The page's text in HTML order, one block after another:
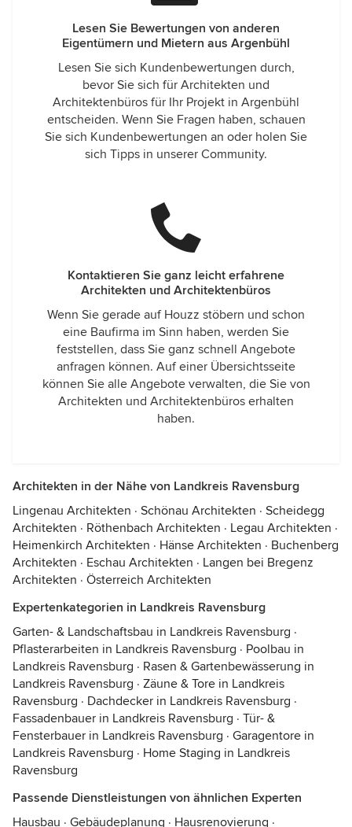
Lesen Sie Bewertungen von anderen
Eigentümern und Mietern aus Argenbühl
Lesen Sie sich Kundenbewertungen durch,
bevor Sie sich für Architekten und
Architektenbüros für Ihr Projekt in Argenbühl
entscheiden. Wenn Sie Fragen haben, schauen
Sie sich Kundenbewertungen an oder holen Sie
sich Tipps in unserer Community.
Kontaktieren Sie ganz leicht erfahrene
Architekten und Architektenbüros
Wenn Sie gerade auf Houzz stöbern und schon
eine Baufirma im Sinn haben, werden Sie
feststellen, dass Sie ganz schnell Angebote
anfragen können. Auf einer Übersichtsseite
können Sie alle Angebote verwalten, die Sie von
Architekten und Architektenbüros erhalten
haben.
Architekten in der Nähe von Landkreis Ravensburg
Lingenau Architekten · Schönau Architekten · Scheidegg
Architekten · Röthenbach Architekten · Legau Architekten ·
Heimenkirch Architekten · Hänse Architekten · Buchenberg
Architekten · Eschau Architekten · Langen bei Bregenz
Architekten · Österreich Architekten
Expertenkategorien in Landkreis Ravensburg
Garten- & Landschaftsbau in Landkreis Ravensburg ·
Pflasterarbeiten in Landkreis Ravensburg · Poolbau in
Landkreis Ravensburg · Rasen & Gartenbewässerung in
Landkreis Ravensburg · Zäune & Tore in Landkreis
Ravensburg · Dachdecker in Landkreis Ravensburg ·
Fassadenbauer in Landkreis Ravensburg · Tür- &
Fensterbauer in Landkreis Ravensburg · Garagentore in
Landkreis Ravensburg · Home Staging in Landkreis
Ravensburg
Passende Dienstleistungen von ähnlichen Experten
Hausbau · Gebäudeplanung · Hausrenovierung ·